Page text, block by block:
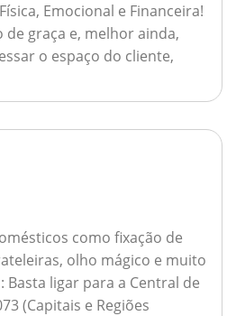
Emocional e Financeira!
de graça e, melhor ainda,
o espaço do cliente,
como fixação de
olho mágico e muito
Basta ligar para a Central de
(Capitais e Regiões